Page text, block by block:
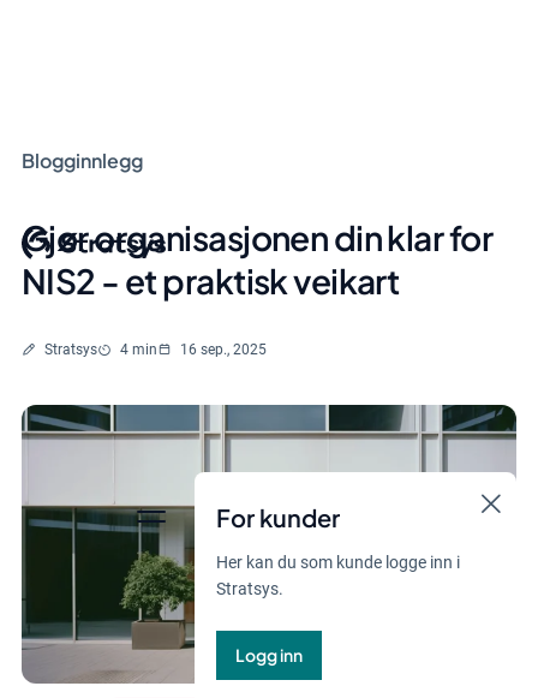
For kunder
Her kan du som kunde logge inn i
Stratsys.
Logg inn
Blogginnlegg
Gjør organisasjonen din klar for
NIS2 - et praktisk veikart
Skrevet av
Stratsys Lesetid
4 min 16 sep., 2025